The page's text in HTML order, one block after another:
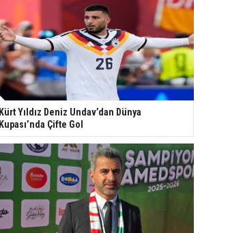
Kürt Yıldız Deniz Undav’dan Dünya
Kupası’nda Çifte Gol